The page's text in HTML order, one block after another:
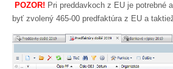
POZOR! Pri preddavkoch z EU je potrebné
byť zvolený 465-00 predfaktúra z EU a